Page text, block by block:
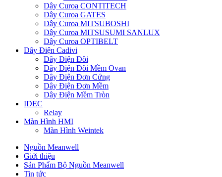
Dây Curoa CONTITECH
Dây Curoa GATES
Dây Curoa MITSUBOSHI
Dây Curoa MITSUSUMI SANLUX
Dây Curoa OPTIBELT
Dây Điện Cadivi
Dây Điện Đôi
Dây Điện Đôi Mềm Ovan
Dây Điện Đơn Cứng
Dây Điện Đơn Mềm
Dây Điện Mềm Tròn
IDEC
Relay
Màn Hình HMI
Màn Hình Weintek
Nguồn Meanwell
Giới thiệu
Sản Phẩm Bộ Nguồn Meanwell
Tin tức